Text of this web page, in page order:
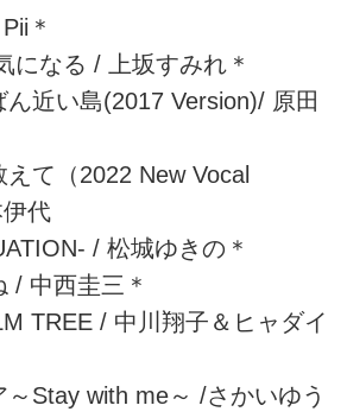
＊
になる / 上坂すみれ＊
近い島(2017 Version)/ 原田
て（2022 New Vocal
代
/ 松城ゆきの＊
/ 中西圭三＊
TREE / 中川翔子＆ヒャダイ
Stay with me～ /さかいゆう